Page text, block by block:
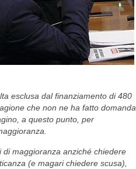
esclusa dal finanziamento di 480
che non ne ha fatto domanda
a questo punto, per
maggioranza anziché chiedere
(e magari chiedere scusa),